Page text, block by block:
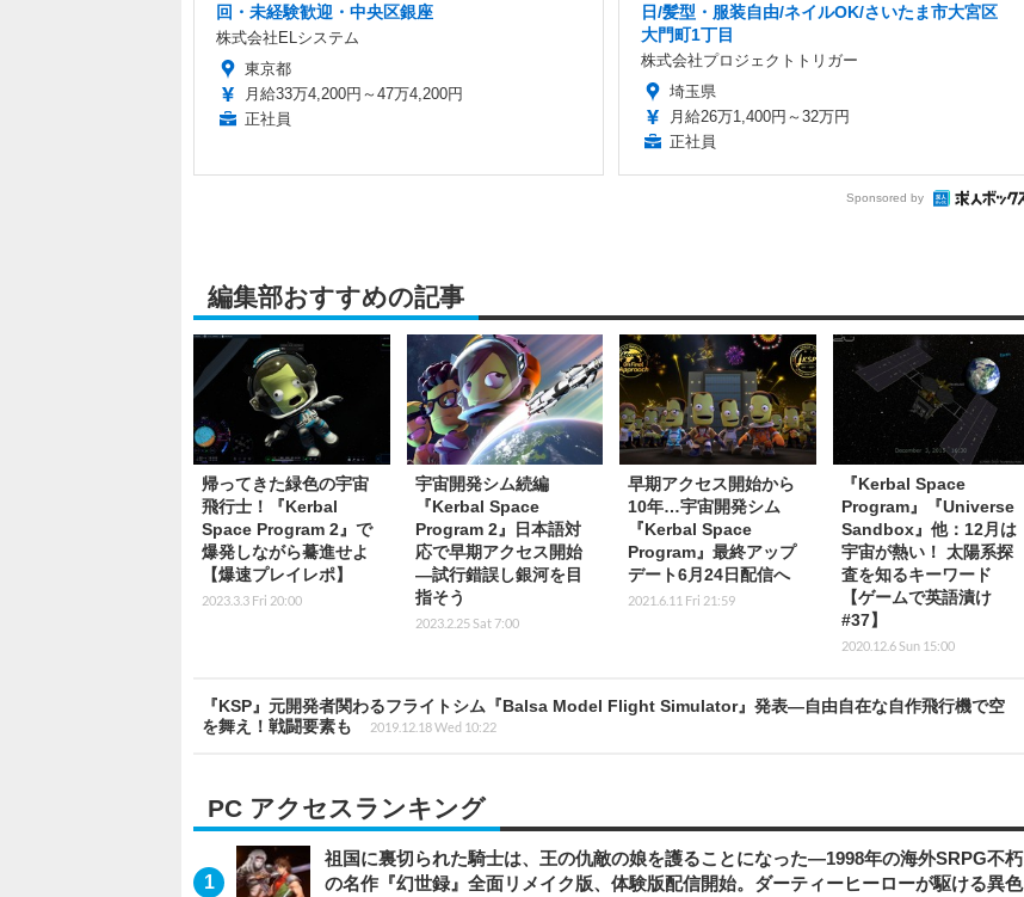
回・未経験歓迎・中央区銀座
株式会社ELシステム
東京都
月給33万4,200円～47万4,200円
正社員
日/髪型・服装自由/ネイルOK/さいたま市大宮区
大門町1丁目
株式会社プロジェクトトリガー
埼玉県
月給26万1,400円～32万円
正社員
Sponsored by
編集部おすすめの記事
帰ってきた緑色の宇宙
飛行士！『Kerbal
Space Program 2』で
爆発しながら驀進せよ
【爆速プレイレポ】
2023.3.3 Fri 20:00
宇宙開発シム続編
『Kerbal Space
Program 2』日本語対
応で早期アクセス開始
―試行錯誤し銀河を目
指そう
2023.2.25 Sat 7:00
早期アクセス開始から
10年…宇宙開発シム
『Kerbal Space
Program』最終アップ
デート6月24日配信へ
2021.6.11 Fri 21:59
『Kerbal Space
Program』『Universe
Sandbox』他：12月は
宇宙が熱い！ 太陽系探
査を知るキーワード
【ゲームで英語漬け
#37】
2020.12.6 Sun 15:00
『KSP』元開発者関わるフライトシム『Balsa Model Flight Simulator』発表―自由自在な自作飛行機で空
を舞え！戦闘要素も
2019.12.18 Wed 10:22
PC アクセスランキング
祖国に裏切られた騎士は、王の仇敵の娘を護ることになった―1998年の海外SRPG不朽
の名作『幻世録』全面リメイク版、体験版配信開始。ダーティーヒーローが駆ける異色